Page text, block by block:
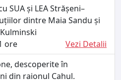
SUA și LEA Strășeni–
dintre Maia Sandu și
ore
Vezi Detalii
descoperite în
din raionul Cahul.